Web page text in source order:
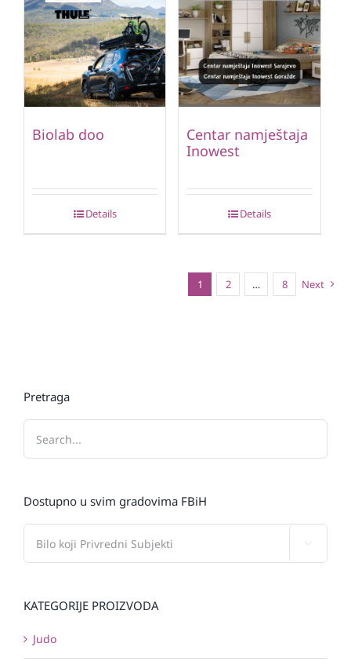
Biolab doo
Details
Centar namještaja
Inowest
Details
1 2 … 8 Next
Pretraga
Dostupno u svim gradovima FBiH
KATEGORIJE PROIZVODA
Judo